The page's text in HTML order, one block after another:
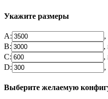
Укажите размеры
А:
B:
,
C:
,
D:
Выберите желаемую